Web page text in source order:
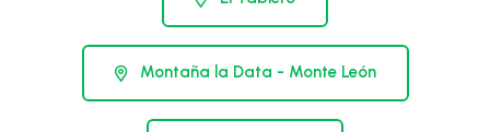
Montaña la Data - Monte León